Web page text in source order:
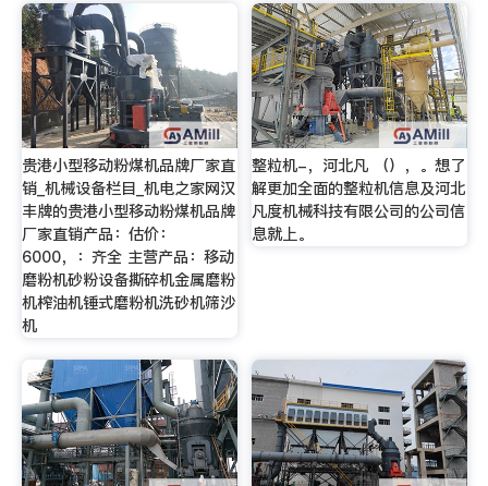
贵港小型移动粉煤机品牌厂家直
销_机械设备栏目_机电之家网汉
丰牌的贵港小型移动粉煤机品牌
厂家直销产品：估价：
6000，：齐全 主营产品：移动
磨粉机砂粉设备撕碎机金属磨粉
机榨油机锤式磨粉机洗砂机筛沙
机
整粒机-，河北凡 （），。想了
解更加全面的整粒机信息及河北
凡度机械科技有限公司的公司信
息就上。